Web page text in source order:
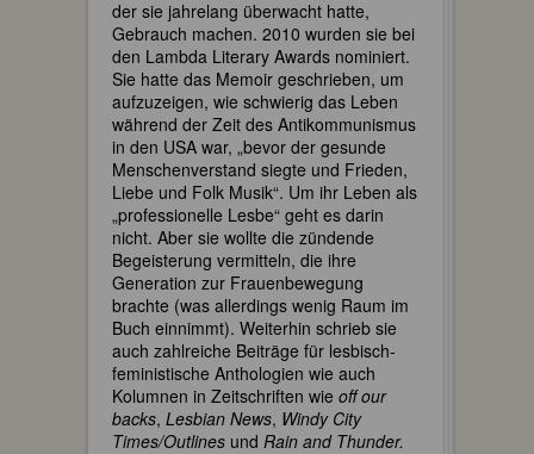
der sie jahrelang überwacht hatte,
Gebrauch machen. 2010 wurden sie bei
den Lambda Literary Awards nominiert.
Sie hatte das Memoir geschrieben, um
aufzuzeigen, wie schwierig das Leben
während der Zeit des Antikommunismus
in den USA war, „bevor der gesunde
Menschenverstand siegte und Frieden,
Liebe und Folk Musik“. Um ihr Leben als
„professionelle Lesbe“ geht es darin
nicht. Aber sie wollte die zündende
Begeisterung vermitteln, die ihre
Generation zur Frauenbewegung
brachte (was allerdings wenig Raum im
Buch einnimmt). Weiterhin schrieb sie
auch zahlreiche Beiträge für lesbisch-
feministische Anthologien wie auch
Kolumnen in Zeitschriften wie off our
backs, Lesbian News, Windy City
Times/Outlines und Rain and Thunder.